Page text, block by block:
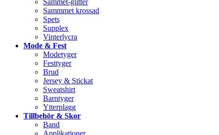
Sammet-glitter
Sammmet krossad
Spets
Supplex
Vinterlycra
Mode & Fest
Modetyger
Festtyger
Brud
Jersey & Stickat
Sweatshirt
Barntyger
Ytterplagg
Tillbehör & Skor
Band